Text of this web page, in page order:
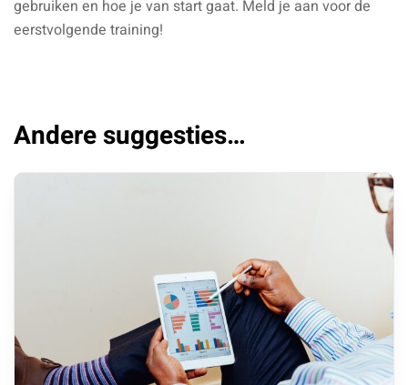
gebruiken en hoe je van start gaat. Meld je aan voor de
eerstvolgende training!
Andere suggesties…